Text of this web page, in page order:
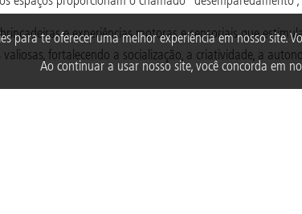
para te oferecer uma melhor experiência em nosso site.
Ao continuar a usar nosso site, você concorda em
e experiências motoras e sensoriais que
fortalecendo a socialização, a criatividade, a